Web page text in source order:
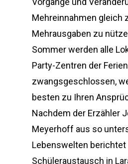
Mehreinnahmen gleich
Mehrausgaben zu
Sommer werden alle
Party-Zentren der
zwangsgeschlossen,
besten zu Ihren
Nachdem der Erzähler
Meyerhoff aus so
Lebenswelten berichtet
Schüleraustausch in